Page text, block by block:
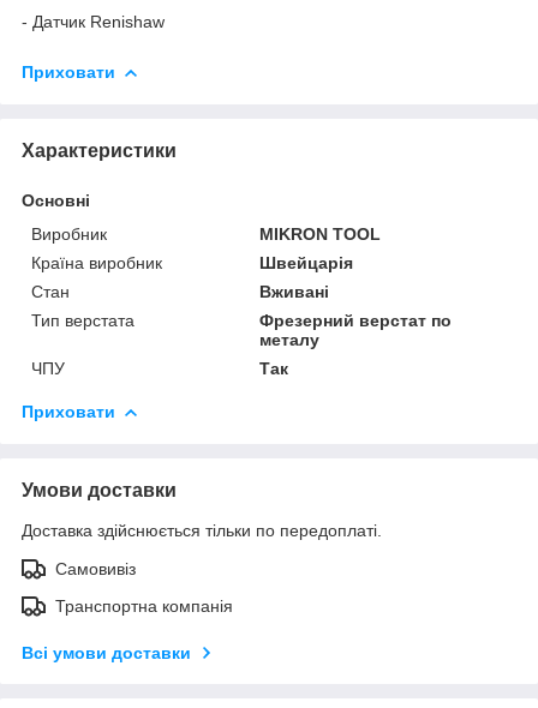
- Датчик Renishaw
Приховати
Характеристики
Основні
Виробник
MIKRON TOOL
Країна виробник
Швейцарія
Стан
Вживані
Тип верстата
Фрезерний верстат по
металу
ЧПУ
Так
Приховати
Умови доставки
Доставка здійснюється тільки по передоплаті.
Самовивіз
Транспортна компанія
Всі умови доставки